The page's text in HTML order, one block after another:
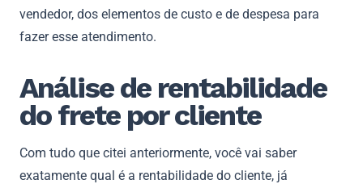
vendedor, dos elementos de custo e de despesa para
fazer esse atendimento.
Análise de rentabilidade
do frete por cliente
Com tudo que citei anteriormente, você vai saber
exatamente qual é a rentabilidade do cliente, já